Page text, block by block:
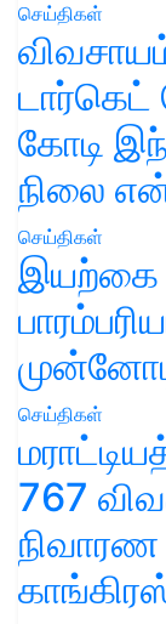
செய்திகள்
டார்கெட்
கோடி
நிலை
செய்திகள்
இயற்கை
செய்திகள்
767
நிவாரண